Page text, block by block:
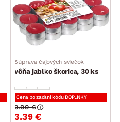
Súprava čajových sviečok
vôňa jablko škorica, 30 ks
Cena po zadaní kódu DOPLNKY
3.39 €
3.99 €